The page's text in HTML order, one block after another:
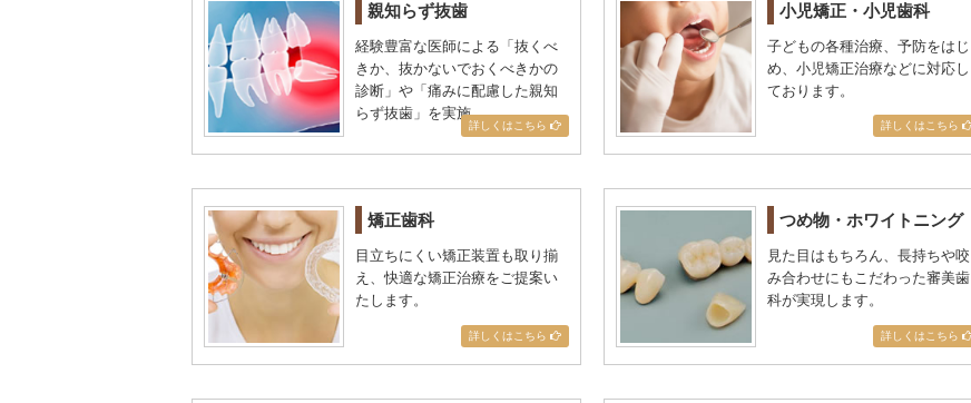
親知らず抜歯
経験豊富な医師による「抜くべ
きか、抜かないでおくべきかの
診断」や「痛みに配慮した親知
らず抜歯」を実施。
詳しくはこちら
小児矯正・小児歯科
子どもの各種治療、予防をはじ
め、小児矯正治療などに対応し
ております。
詳しくはこちら
矯正歯科
目立ちにくい矯正装置も取り揃
え、快適な矯正治療をご提案い
たします。
詳しくはこちら
つめ物・ホワイトニング
見た目はもちろん、長持ちや咬
み合わせにもこだわった審美歯
科が実現します。
詳しくはこちら